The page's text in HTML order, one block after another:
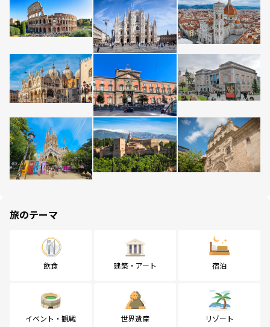
旅のテーマ
飲食 建築・アート 宿泊
イベント・観戦 世界遺産 リゾート